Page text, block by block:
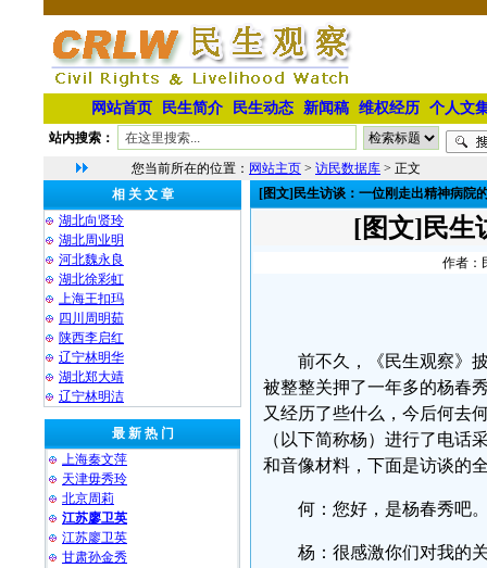
网站首页 民生简介 民生动态 新闻稿 维权经历 个人文
站内搜索：
您当前所在的位置： 网站主页 > 访民数据库 > 正文
相 关 文 章
湖北向贤玲
湖北周业明
河北魏永良
湖北徐彩虹
上海王扣玛
四川周明茹
陕西李启红
辽宁林明华
湖北郑大靖
⁨辽宁林明洁
最 新 热 门
上海秦文萍
天津毋秀玲
北京周莉
江苏廖卫英
江苏廖卫英
甘肃孙金秀
[图文]民生访谈：一位刚走出精神病院
[图文]民生
作者：
前不久，《民生观察》
被整整关押了一年多的杨春
又经历了些什么，今后何去
（以下简称杨）进行了电话
和音像材料，下面是访谈的
何：您好，是杨春秀吧
杨：很感激你们对我的